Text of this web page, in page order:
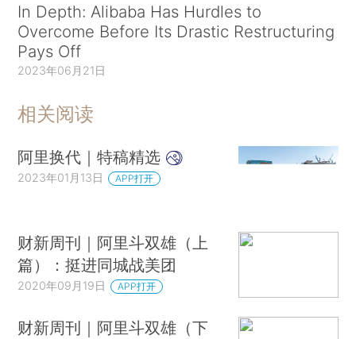
In Depth: Alibaba Has Hurdles to
Overcome Before Its Drastic Restructuring
Pays Off
2023年06月21日
相关阅读
阿里换代｜特稿精选
2023年01月13日 APP打开
财新周刊｜阿里斗双雄（上
篇）：挺进同城战美团
2020年09月19日 APP打开
财新周刊｜阿里斗双雄（下